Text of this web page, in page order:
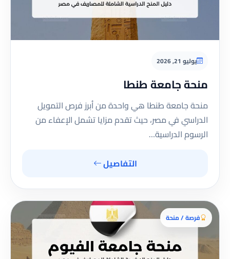
يوليو 21, 2026
منحة جامعة طنطا
منحة جامعة طنطا هي واحدة من أبرز فرص التمويل
الدراسي في مصر، حيث تقدم مزايا تشمل الإعفاء من
الرسوم الدراسية…
التفاصيل
فرصة / منحة